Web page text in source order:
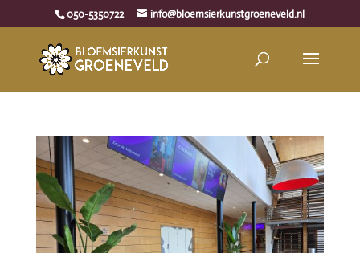
050-5350722 info@bloemsierkunstgroeneveld.nl